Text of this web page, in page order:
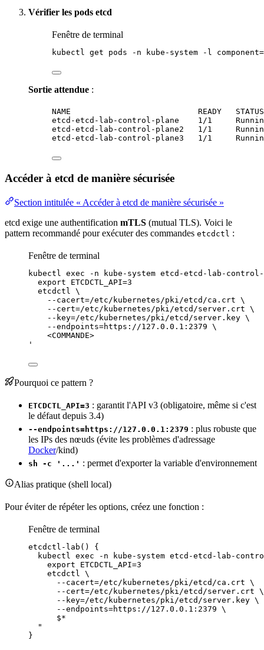
Vérifier les pods etcd
Fenêtre de terminal
kubectl get pods -n kube-system -l
Sortie attendue :
NAME                           READY   STATUS
etcd-etcd-lab-control-plane    1/1
etcd-etcd-lab-control-plane2   1/1
etcd-etcd-lab-control-plane3   1/1
Accéder à etcd de manière sécurisée
Section intitulée « Accéder à etcd de manière sécurisée »
etcd exige une authentification mTLS (mutual TLS). Voici le
pattern recommandé pour exécuter des commandes etcdctl :
Fenêtre de terminal
kubectl exec -n kube-system etcd-etcd-lab-control-
export ETCDCTL_API=3
etcdctl \
--cacert=/etc/kubernetes/pki/etcd/ca.crt \
--cert=/etc/kubernetes/pki/etcd/server.crt \
--key=/etc/kubernetes/pki/etcd/server.key \
--endpoints=https://127.0.0.1:2379 \
<COMMANDE>
'
Pourquoi ce pattern ?
ETCDCTL_API=3 : garantit l'API v3 (obligatoire, même si c'est
le défaut depuis 3.4)
--endpoints=https://127.0.0.1:2379 : plus robuste que
les IPs des nœuds (évite les problèmes d'adressage
Docker/kind)
sh -c '...' : permet d'exporter la variable d'environnement
Alias pratique (shell local)
Pour éviter de répéter les options, créez une fonction :
Fenêtre de terminal
etcdctl-lab () {
kubectl
exec -n kube-system etcd-etcd-lab-
export ETCDCTL_API=3
etcdctl \
--cacert=/etc/kubernetes/pki/etcd/ca.crt \
--cert=/etc/kubernetes/pki/etcd/server.crt \
--key=/etc/kubernetes/pki/etcd/server.key \
--endpoints=https://127.0.0.1:2379 \
$*
"
}